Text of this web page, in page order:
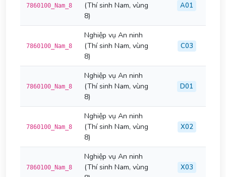
7860100_Nam_8
(Thí sinh Nam, vùng
8)
A01
7860100_Nam_8
Nghiệp vụ An ninh
(Thí sinh Nam, vùng
8)
C03
7860100_Nam_8
Nghiệp vụ An ninh
(Thí sinh Nam, vùng
8)
D01
7860100_Nam_8
Nghiệp vụ An ninh
(Thí sinh Nam, vùng
8)
X02
7860100_Nam_8
Nghiệp vụ An ninh
(Thí sinh Nam, vùng
X03